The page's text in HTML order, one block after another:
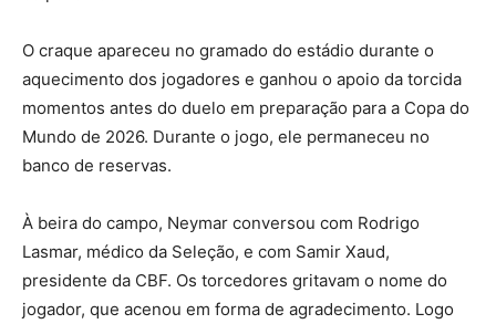
O craque apareceu no gramado do estádio durante o
aquecimento dos jogadores e ganhou o apoio da torcida
momentos antes do duelo em preparação para a Copa do
Mundo de 2026. Durante o jogo, ele permaneceu no
banco de reservas.
À beira do campo, Neymar conversou com Rodrigo
Lasmar, médico da Seleção, e com Samir Xaud,
presidente da CBF. Os torcedores gritavam o nome do
jogador, que acenou em forma de agradecimento. Logo